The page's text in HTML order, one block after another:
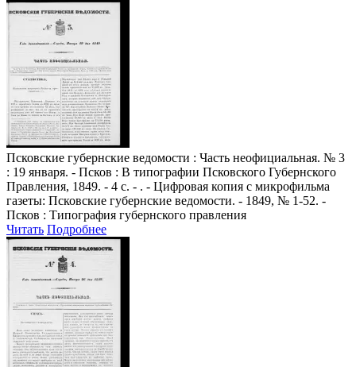
Псковские губернские ведомости : Часть неофициальная. № 3
: 19 января. - Псков : В типографии Псковского Губернского
Правления, 1849. - 4 с. - . - Цифровая копия с микрофильма
газеты: Псковские губернские ведомости. - 1849, № 1-52. -
Псков : Типография губернского правления
Читать Подробнее